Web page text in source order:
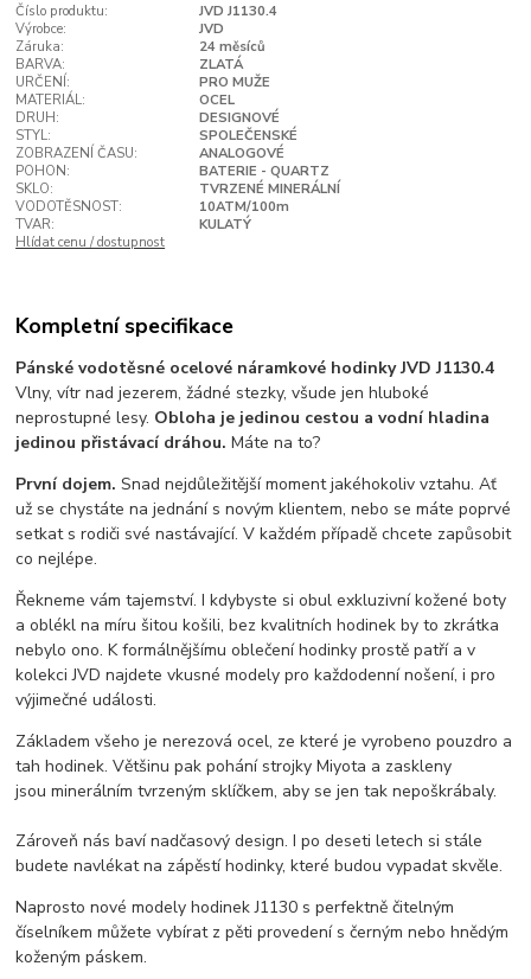
Číslo produktu:
JVD J1130.4
Výrobce:
JVD
Záruka:
24 měsíců
BARVA:
ZLATÁ
URČENÍ:
PRO MUŽE
MATERIÁL:
OCEL
DRUH:
DESIGNOVÉ
STYL:
SPOLEČENSKÉ
ZOBRAZENÍ ČASU:
ANALOGOVÉ
POHON:
BATERIE - QUARTZ
SKLO:
TVRZENÉ MINERÁLNÍ
VODOTĚSNOST:
10ATM/100m
TVAR:
KULATÝ
Hlídat cenu / dostupnost
Kompletní specifikace
Pánské vodotěsné ocelové náramkové hodinky JVD J1130.4
Vlny, vítr nad jezerem, žádné stezky, všude jen hluboké
neprostupné lesy. Obloha je jedinou cestou a vodní hladina
jedinou přistávací dráhou. Máte na to?
První dojem. Snad nejdůležitější moment jakéhokoliv vztahu. Ať
už se chystáte na jednání s novým klientem, nebo se máte poprvé
setkat s rodiči své nastávající. V každém případě chcete zapůsobit
co nejlépe.
Řekneme vám tajemství. I kdybyste si obul exkluzivní kožené boty
a oblékl na míru šitou košili, bez kvalitních hodinek by to zkrátka
nebylo ono. K formálnějšímu oblečení hodinky prostě patří a v
kolekci JVD najdete vkusné modely pro každodenní nošení, i pro
výjimečné události.
Základem všeho je nerezová ocel, ze které je vyrobeno pouzdro a
tah hodinek. Většinu pak pohání strojky Miyota a zaskleny
jsou minerálním tvrzeným sklíčkem, aby se jen tak nepoškrábaly.
Zároveň nás baví nadčasový design. I po deseti letech si stále
budete navlékat na zápěstí hodinky, které budou vypadat skvěle.
Naprosto nové modely hodinek J1130 s perfektně čitelným
číselníkem můžete vybírat z pěti provedení s černým nebo hnědým
koženým páskem.